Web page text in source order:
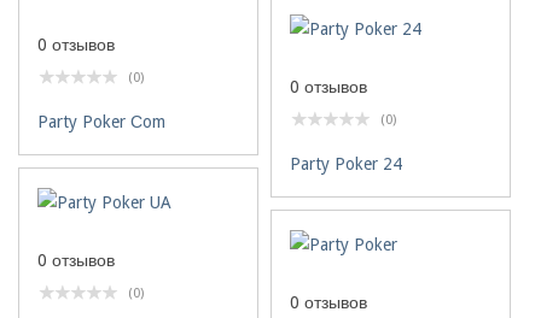
0 отзывов
(0)
Party Poker Сom
0 отзывов
(0)
Party Poker 24
0 отзывов
(0) 0 отзывов